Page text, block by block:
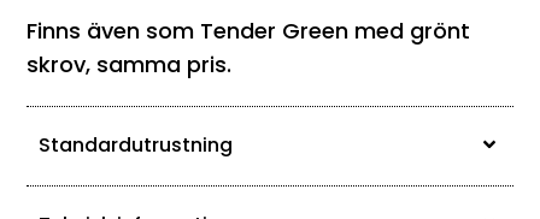
Finns även som Tender Green med grönt
skrov, samma pris.
Standardutrustning